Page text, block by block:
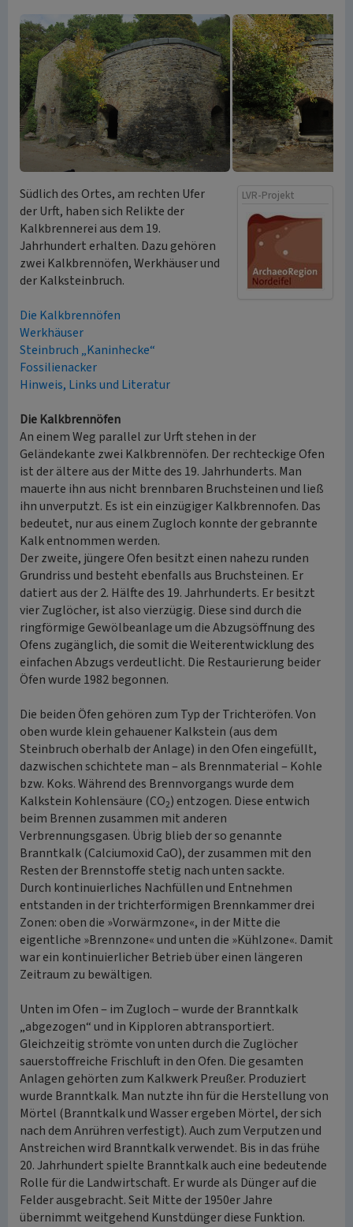
LVR-Projekt
Südlich des Ortes, am rechten Ufer
der Urft, haben sich Relikte der
Kalkbrennerei aus dem 19.
Jahrhundert erhalten. Dazu gehören
zwei Kalkbrennöfen, Werkhäuser und
der Kalksteinbruch.
Die Kalkbrennöfen
Werkhäuser
Steinbruch „Kaninhecke“
Fossilienacker
Hinweis, Links und Literatur
Die Kalkbrennöfen
An einem Weg parallel zur Urft stehen in der
Geländekante zwei Kalkbrennöfen. Der rechteckige Ofen
ist der ältere aus der Mitte des 19. Jahrhunderts. Man
mauerte ihn aus nicht brennbaren Bruchsteinen und ließ
ihn unverputzt. Es ist ein einzügiger Kalkbrennofen. Das
bedeutet, nur aus einem Zugloch konnte der gebrannte
Kalk entnommen werden.
Der zweite, jüngere Ofen besitzt einen nahezu runden
Grundriss und besteht ebenfalls aus Bruchsteinen. Er
datiert aus der 2. Hälfte des 19. Jahrhunderts. Er besitzt
vier Zuglöcher, ist also vierzügig. Diese sind durch die
ringförmige Gewölbeanlage um die Abzugsöffnung des
Ofens zugänglich, die somit die Weiterentwicklung des
einfachen Abzugs verdeutlicht. Die Restaurierung beider
Öfen wurde 1982 begonnen.
Die beiden Öfen gehören zum Typ der Trichteröfen. Von
oben wurde klein gehauener Kalkstein (aus dem
Steinbruch oberhalb der Anlage) in den Ofen eingefüllt,
dazwischen schichtete man ‒ als Brennmaterial ‒ Kohle
bzw. Koks. Während des Brennvorgangs wurde dem
Kalkstein Kohlensäure (CO2) entzogen. Diese entwich
beim Brennen zusammen mit anderen
Verbrennungsgasen. Übrig blieb der so genannte
Branntkalk (Calciumoxid CaO), der zusammen mit den
Resten der Brennstoffe stetig nach unten sackte.
Durch kontinuierliches Nachfüllen und Entnehmen
entstanden in der trichterförmigen Brennkammer drei
Zonen: oben die »Vorwärmzone«, in der Mitte die
eigentliche »Brennzone« und unten die »Kühlzone«. Damit
war ein kontinuierlicher Betrieb über einen längeren
Zeitraum zu bewältigen.
Unten im Ofen ‒ im Zugloch ‒ wurde der Branntkalk
„abgezogen“ und in Kipploren abtransportiert.
Gleichzeitig strömte von unten durch die Zuglöcher
sauerstoffreiche Frischluft in den Ofen. Die gesamten
Anlagen gehörten zum Kalkwerk Preußer. Produziert
wurde Branntkalk. Man nutzte ihn für die Herstellung von
Mörtel (Branntkalk und Wasser ergeben Mörtel, der sich
nach dem Anrühren verfestigt). Auch zum Verputzen und
Anstreichen wird Branntkalk verwendet. Bis in das frühe
20. Jahrhundert spielte Branntkalk auch eine bedeutende
Rolle für die Landwirtschaft. Er wurde als Dünger auf die
Felder ausgebracht. Seit Mitte der 1950er Jahre
übernimmt weitgehend Kunstdünger diese Funktion.